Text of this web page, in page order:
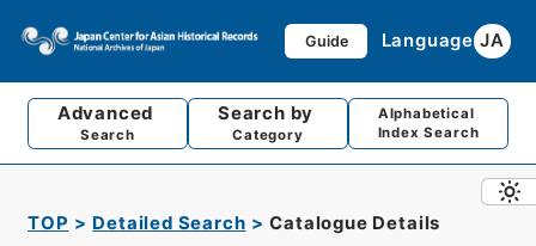
Guide Language JA
Advanced
Search
Search by
Category
Alphabetical
Index Search
TOP Detailed Search Catalogue Details